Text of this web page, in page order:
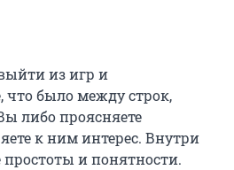
из игр и
что было между строк,
либо проясняете
к ним интерес. Внутри
и понятности.